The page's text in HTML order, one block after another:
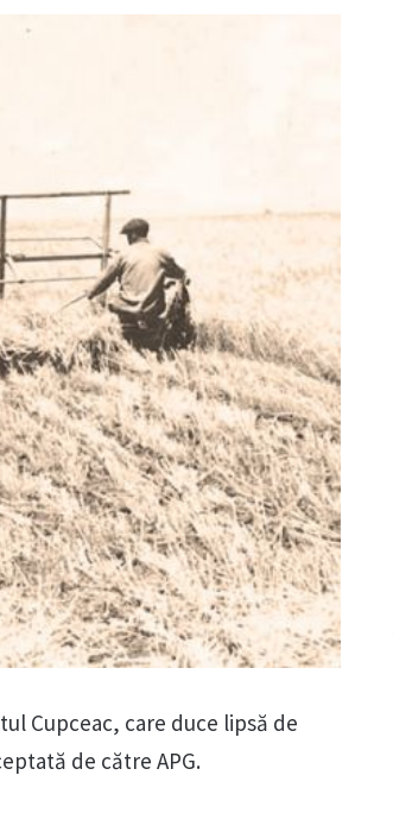
Cupceac, care duce lipsă de
de către APG.